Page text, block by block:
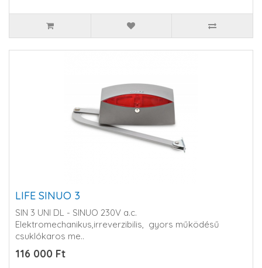
LIFE SINUO 3
SIN 3 UNI DL - SINUO 230V a.c.
Elektromechanikus,irreverzibilis, gyors működésű
csuklókaros me..
116 000 Ft